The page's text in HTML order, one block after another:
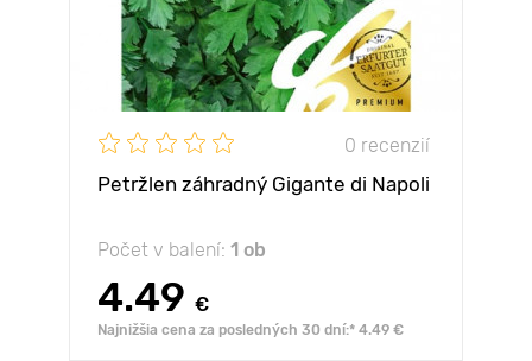
0 recenzií
Petržlen záhradný Gigante di Napoli
Počet v balení: 1 ob
4.49 €
Najnižšia cena za posledných 30 dní:* 4.49 €